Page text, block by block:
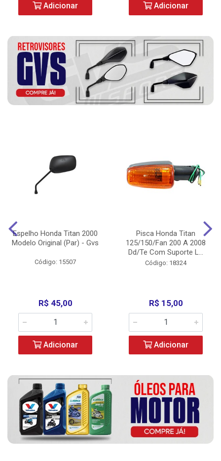
Adicionar Adicionar
Espelho Honda Titan 2000
Modelo Original (Par) - Gvs
Código: 15507
R$ 45,00
Adicionar
Pisca Honda Titan
125/150/Fan 200 A 2008
Dd/Te Com Suporte L...
Código: 18324
R$ 15,00
Adicionar